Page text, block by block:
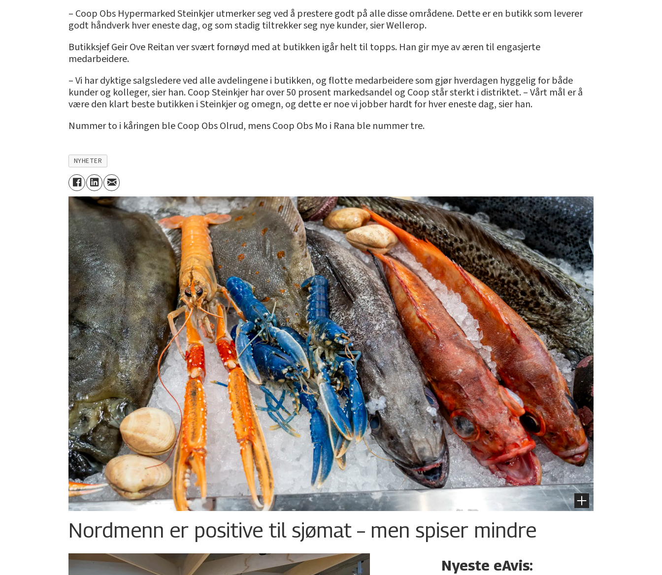
– Coop Obs Hypermarked Steinkjer utmerker seg ved å prestere godt på alle disse områdene. Dette er en butikk som leverer
godt håndverk hver eneste dag, og som stadig tiltrekker seg nye kunder, sier Wellerop.
Butikksjef Geir Ove Reitan ver svært fornøyd med at butikken igår helt til topps. Han gir mye av æren til engasjerte
medarbeidere.
– Vi har dyktige salgsledere ved alle avdelingene i butikken, og flotte medarbeidere som gjør hverdagen hyggelig for både
kunder og kolleger, sier han. Coop Steinkjer har over 50 prosent markedsandel og Coop står sterkt i distriktet. – Vårt mål er å
være den klart beste butikken i Steinkjer og omegn, og dette er noe vi jobber hardt for hver eneste dag, sier han.
Nummer to i kåringen ble Coop Obs Olrud, mens Coop Obs Mo i Rana ble nummer tre.
NYHETER
Nordmenn er positive til sjømat – men spiser mindre
Nyeste eAvis: